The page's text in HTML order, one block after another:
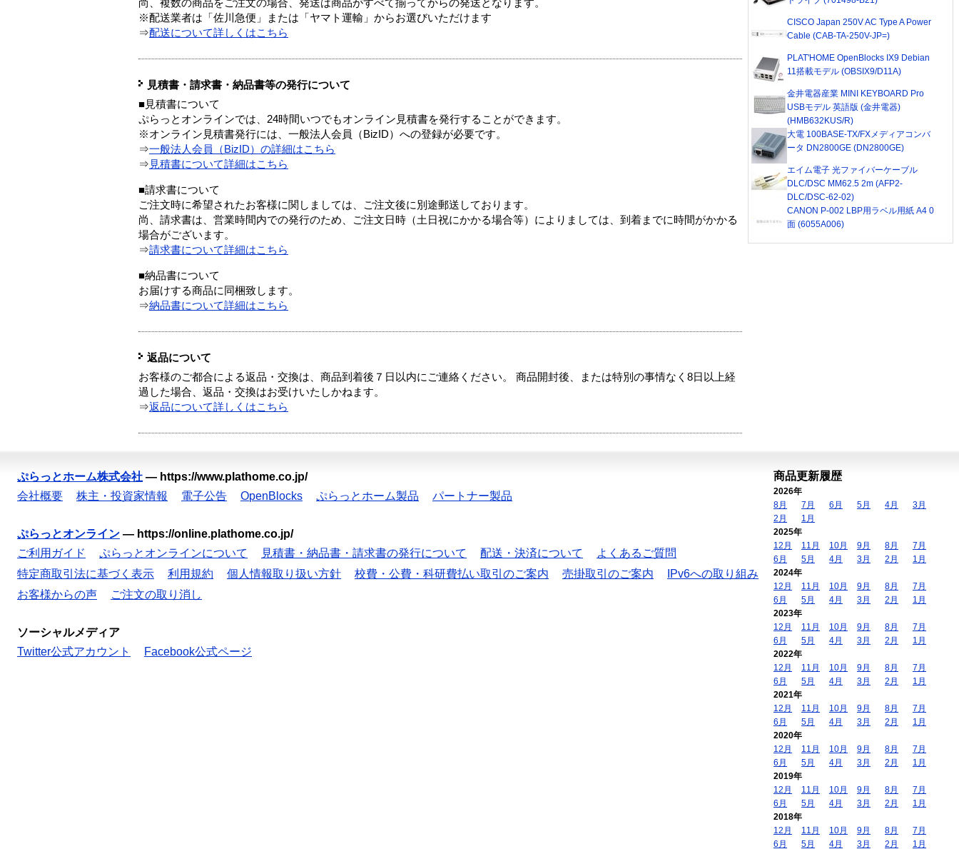
尚、複数の商品をご注文の場合、発送は商品がすべて揃ってからの発送となります。
※配送業者は「佐川急便」または「ヤマト運輸」からお選びいただけます
⇒配送について詳しくはこちら
見積書・請求書・納品書等の発行について
■見積書について
ぷらっとオンラインでは、24時間いつでもオンライン見積書を発行することができます。
※オンライン見積書発行には、一般法人会員（BizID）への登録が必要です。
⇒一般法人会員（BizID）の詳細はこちら
⇒ 見積書について詳細はこちら
■請求書について
ご注文時に希望されたお客様に関しましては、ご注文後に別途郵送しております。
尚、請求書は、営業時間内での発行のため、ご注文日時（土日祝にかかる場合等）によりましては、到着までに時間がかかる
場合がございます。
⇒請求書について詳細はこちら
■納品書について
お届けする商品に同梱致します。
⇒納品書について詳細はこちら
返品について
お客様のご都合による返品・交換は、商品到着後７日以内にご連絡ください。 商品開封後、または特別の事情なく8日以上経
過した場合、返品・交換はお受けいたしかねます。
⇒返品について詳しくはこちら
CISCO Japan 250V AC Type A Power
Cable (CAB-TA-250V-JP=)
PLAT'HOME OpenBlocks IX9 Debian
11搭載モデル (OBSIX9/D11A)
金井電器産業 MINI KEYBOARD Pro
USBモデル 英語版 (金井電器)
(HMB632KUS/R)
大電 100BASE-TX/FXメディアコンバ
ータ DN2800GE (DN2800GE)
エイム電子 光ファイバーケーブル
DLC/DSC MM62.5 2m (AFP2-
DLC/DSC-62-02)
CANON P-002 LBP用ラベル用紙 A4 0
面 (6055A006)
ぷらっとホーム株式会社 — https://www.plathome.co.jp/
会社概要
株主・投資家情報 電子公告 OpenBlocks ぷらっとホーム製品 パートナー製品
ぷらっとオンライン — https://online.plathome.co.jp/
ご利用ガイド
ぷらっとオンラインについて 見積書・納品書・請求書の発行について 配送・決済について
よくあるご質問
特定商取引法に基づく表示
利用規約 個人情報取り扱い方針 校費・公費・科研費払い取引のご案内 売掛取引のご案内
IPv6への取り組み
お客様からの声
ご注文の取り消し
ソーシャルメディア
Twitter公式アカウント
Facebook公式ページ
商品更新履歴
2026年
8月
7月 6月 5月 4月
3月
2月
1月
2025年
12月
11月 10月 9月 8月
7月
6月
5月 4月 3月 2月
1月
2024年
12月
11月 10月 9月 8月
7月
6月
5月 4月 3月 2月
1月
2023年
12月
11月 10月 9月 8月
7月
6月
5月 4月 3月 2月
1月
2022年
12月
11月 10月 9月 8月
7月
6月
5月 4月 3月 2月
1月
2021年
12月
11月 10月 9月 8月
7月
6月
5月 4月 3月 2月
1月
2020年
12月
11月 10月 9月 8月
7月
6月
5月 4月 3月 2月
1月
2019年
12月
11月 10月 9月 8月
7月
6月
5月 4月 3月 2月
1月
2018年
12月
11月 10月 9月 8月
7月
6月
5月 4月 3月 2月 1月